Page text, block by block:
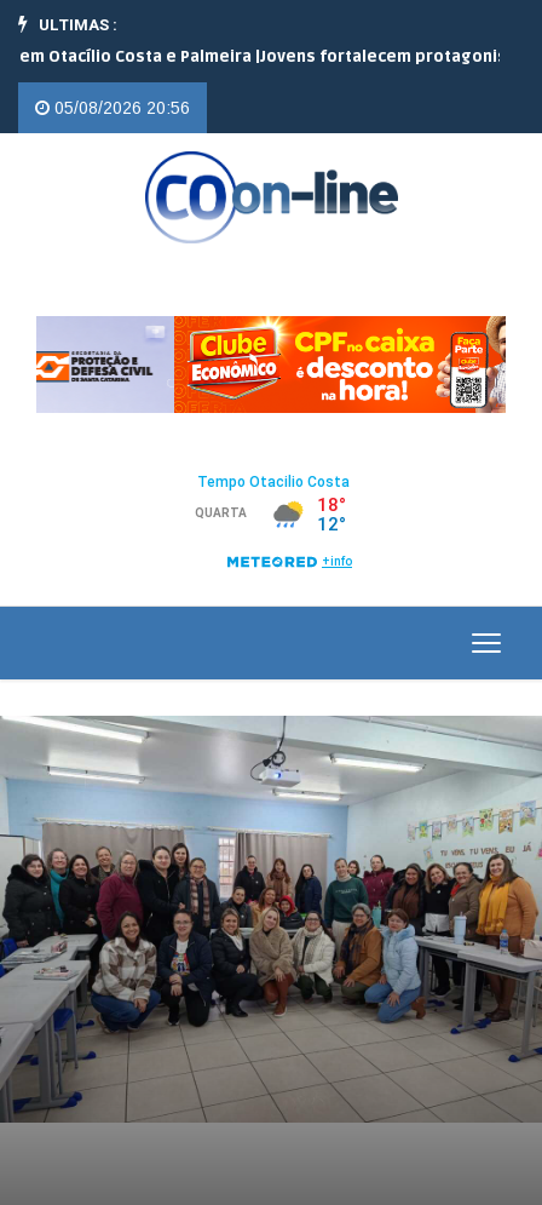
ULTIMAS :
Costa e Palmeira | Jovens fortalecem protagonismo no
05/08/2026 20:56